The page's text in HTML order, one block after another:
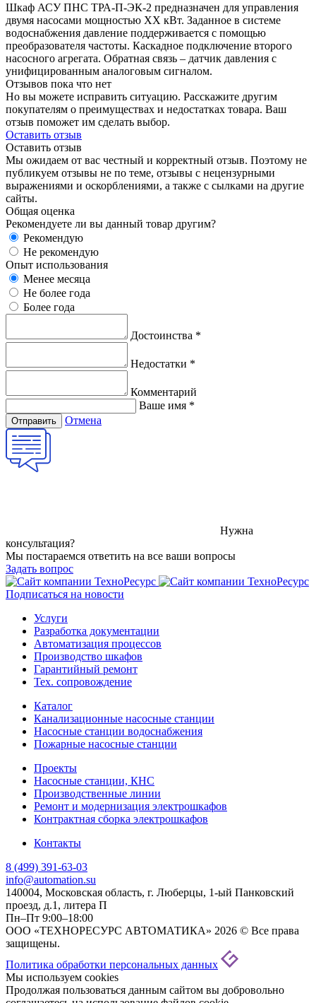
Шкаф АСУ ПНС ТРА-П-ЭК-2 предназначен для управления
двумя насосами мощностью XX кВт. Заданное в системе
водоснабжения давление поддерживается с помощью
преобразователя частоты. Каскадное подключение второго
насосного агрегата. Обратная связь – датчик давления с
унифицированным аналоговым сигналом.
Отзывов пока что нет
Но вы можете исправить ситуацию. Расскажите другим
покупателям о преимуществах и недостатках товара. Ваш
отзыв поможет им сделать выбор.
Оставить отзыв
Оставить отзыв
Мы ожидаем от вас честный и корректный отзыв. Поэтому не
публикуем отзывы не по теме, отзывы с нецензурными
выражениями и оскорблениями, а также с сылками на другие
сайты.
Общая оценка
Рекомендуете ли вы данный товар другим?
Рекомендую
Не рекомендую
Опыт использования
Менее месяца
Не более года
Более года
Достоинства *
Недостатки *
Комментарий
Ваше имя *
Отправить Отмена
Нужна
консультация?
Мы постараемся ответить на все ваши вопросы
Задать вопрос
Подписаться на новости
Услуги
Разработка документации
Автоматизация процессов
Производство шкафов
Гарантийный ремонт
Тех. сопровождение
Каталог
Канализационные насосные станции
Насосные станции водоснабжения
Пожарные насосные станции
Проекты
Насосные станции, КНС
Производственные линии
Ремонт и модернизация электрошкафов
Контрактная сборка электрошкафов
Контакты
8 (499) 391-63-03
info@automation.su
140004, Московская область, г. Люберцы, 1-ый Панковский
проезд, д.1, литера П
Пн–Пт 9:00–18:00
ООО «ТЕХНОРЕСУРС АВТОМАТИКА» 2026 © Все права
защищены.
Политика обработки персональных данных
Мы используем cookies
Продолжая пользоваться данным сайтом вы добровольно